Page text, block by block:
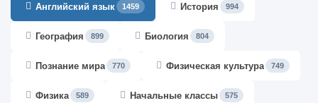
Английский язык 1459 История 994
География 899 Биология 804
Познание мира 770 Физическая культура 749
Физика 589 Начальные классы 575